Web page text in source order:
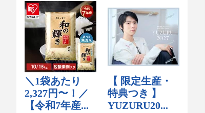
は気さくで礼儀正しい。